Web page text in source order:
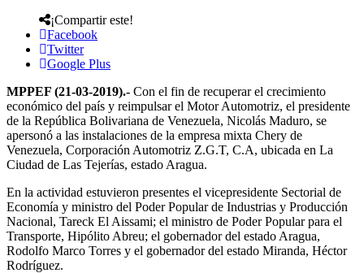
¡Compartir este!
Facebook
Twitter
Google Plus
MPPEF (21-03-2019).- Con el fin de recuperar el crecimiento
económico del país y reimpulsar el Motor Automotriz, el presidente
de la República Bolivariana de Venezuela, Nicolás Maduro, se
apersonó a las instalaciones de la empresa mixta Chery de
Venezuela, Corporación Automotriz Z.G.T, C.A, ubicada en La
Ciudad de Las Tejerías, estado Aragua.
En la actividad estuvieron presentes el vicepresidente Sectorial de
Economía y ministro del Poder Popular de Industrias y Producción
Nacional, Tareck El Aissami; el ministro de Poder Popular para el
Transporte, Hipólito Abreu; el gobernador del estado Aragua,
Rodolfo Marco Torres y el gobernador del estado Miranda, Héctor
Rodríguez.